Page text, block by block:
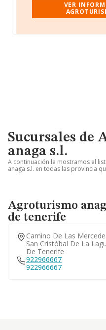
VER
Sucursales de
anaga s.l.
A continuación le mostramos el
anaga s.l. en todas las provincia
Agroturismo
de tenerife
Camino De Las
San Cristóbal De La
De Tenerife
922966667
922966667